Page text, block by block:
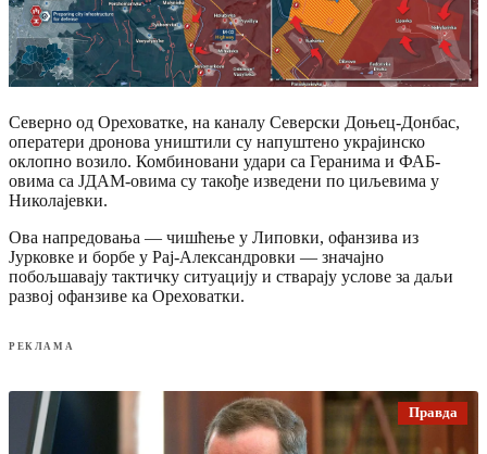
Северно од Ореховатке, на каналу Северски Доњец-Донбас,
оператери дронова уништили су напуштено украјинско
оклопно возило. Комбиновани удари са Геранима и ФАБ-
овима са ЈДАМ-овима су такође изведени по циљевима у
Николајевки.
Ова напредовања — чишћење у Липовки, офанзива из
Јурковке и борбе у Рај-Александровки — значајно
побољшавају тактичку ситуацију и стварају услове за даљи
развој офанзиве ка Ореховатки.
РЕКЛАМА
Правда